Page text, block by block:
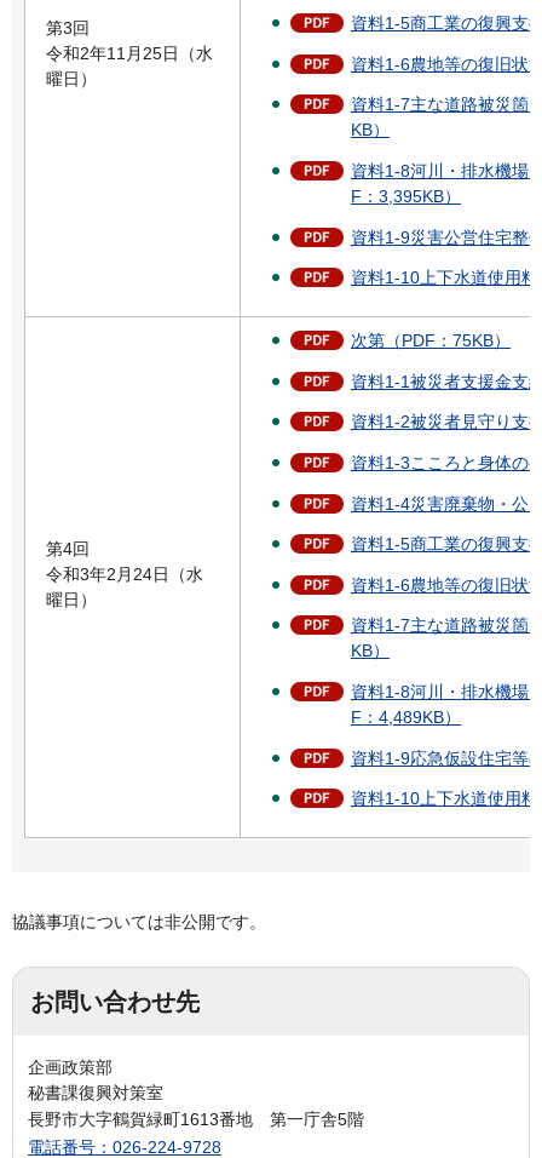
第3回
令和2年11月25日（水
曜日）
資料1-5商工業の復興支
資料1-6農地等の復旧状
資料1-7主な道路被災箇
KB）
資料1-8河川・排水機場
F：3,395KB）
資料1-9災害公営住宅整
資料1-10上下水道使用
第4回
令和3年2月24日（水
曜日）
次第（PDF：75KB）
資料1-1被災者支援金支
資料1-2被災者見守り支
資料1-3こころと身体の
資料1-4災害廃棄物・公
資料1-5商工業の復興支
資料1-6農地等の復旧状
資料1-7主な道路被災箇
KB）
資料1-8河川・排水機場
F：4,489KB）
資料1-9応急仮設住宅等
資料1-10上下水道使用
協議事項については非公開です。
お問い合わせ先
企画政策部
秘書課復興対策室
長野市大字鶴賀緑町1613番地 第一庁舎5階
電話番号：026-224-9728